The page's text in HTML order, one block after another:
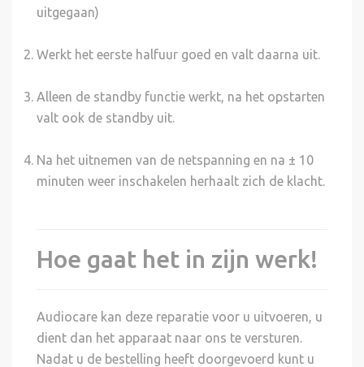
uitgegaan)
Werkt het eerste halfuur goed en valt daarna uit.
Alleen de standby functie werkt, na het opstarten
valt ook de standby uit.
Na het uitnemen van de netspanning en na ± 10
minuten weer inschakelen herhaalt zich de klacht.
Hoe gaat het in zijn werk!
Audiocare kan deze reparatie voor u uitvoeren, u
dient dan het apparaat naar ons te versturen.
Nadat u de bestelling heeft doorgevoerd kunt u